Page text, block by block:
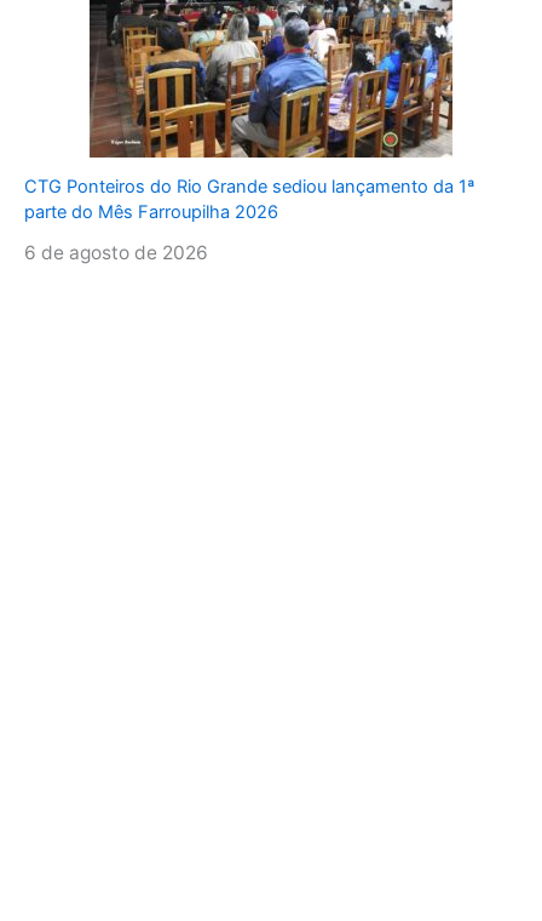
CTG Ponteiros do Rio Grande sediou lançamento da 1ª
parte do Mês Farroupilha 2026
6 de agosto de 2026